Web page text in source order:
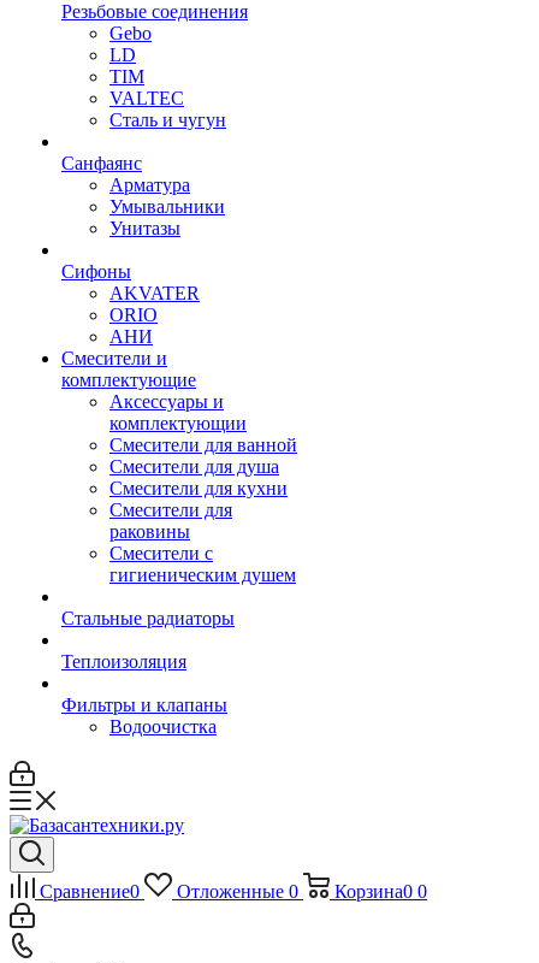
Резьбовые соединения
Gebo
LD
TIM
VALTEC
Сталь и чугун
Санфаянс
Арматура
Умывальники
Унитазы
Сифоны
AKVATER
ORIO
АНИ
Смесители и
комплектующие
Аксессуары и
комплектующии
Смесители для ванной
Смесители для душа
Смесители для кухни
Смесители для
раковины
Смесители с
гигиеническим душем
Стальные радиаторы
Теплоизоляция
Фильтры и клапаны
Водоочистка
Сравнение0 Отложенные 0 Корзина0 0